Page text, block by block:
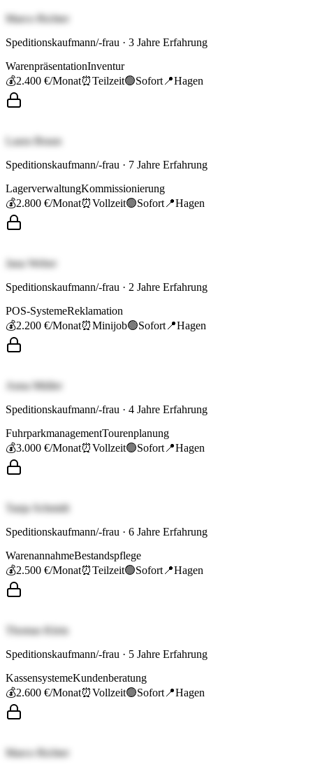
Marco Richter
Speditionskaufmann/-frau · 3 Jahre Erfahrung
WarenpräsentationInventur
💰2.400 €/Monat⏰Teilzeit🟢Sofort 📍Hagen
Laura Braun
Speditionskaufmann/-frau · 7 Jahre Erfahrung
LagerverwaltungKommissionierung
💰2.800 €/Monat⏰Vollzeit🟢Sofort 📍Hagen
Jana Weber
Speditionskaufmann/-frau · 2 Jahre Erfahrung
POS-SystemeReklamation
💰2.200 €/Monat⏰Minijob🟢Sofort 📍Hagen
Anna Müller
Speditionskaufmann/-frau · 4 Jahre Erfahrung
FuhrparkmanagementTourenplanung
💰3.000 €/Monat⏰Vollzeit🟢Sofort 📍Hagen
Tanja Schmidt
Speditionskaufmann/-frau · 6 Jahre Erfahrung
WarenannahmeBestandspflege
💰2.500 €/Monat⏰Teilzeit🟢Sofort 📍Hagen
Thomas Klein
Speditionskaufmann/-frau · 5 Jahre Erfahrung
KassensystemeKundenberatung
💰2.600 €/Monat⏰Vollzeit🟢Sofort 📍Hagen
Marco Richter